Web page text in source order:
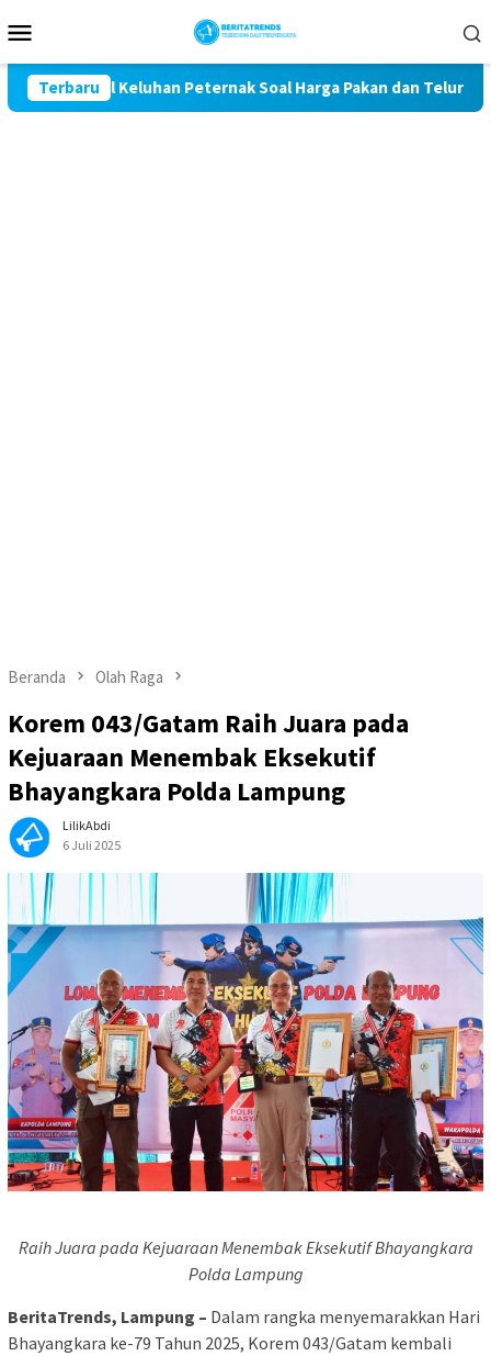
ke
Mobile
Terbaru
Kawal Keluhan Peternak Soal Harga Pakan dan Telur
Beranda Olah Raga
Korem 043/Gatam Raih Juara pada
Kejuaraan Menembak Eksekutif
Bhayangkara Polda Lampung
LilikAbdi
6 Juli 2025
Raih Juara pada Kejuaraan Menembak Eksekutif Bhayangkara
Polda Lampung
BeritaTrends, Lampung – Dalam rangka menyemarakkan Hari
Bhayangkara ke-79 Tahun 2025, Korem 043/Gatam kembali